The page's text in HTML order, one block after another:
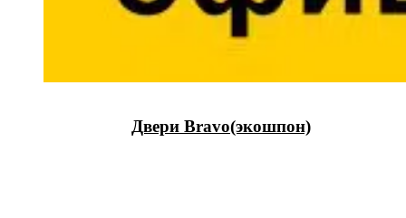
Двери Bravo(экошпон)